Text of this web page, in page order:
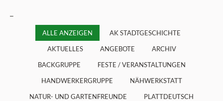
ALLE ANZEIGEN
AK STADTGESCHICHTE
AKTUELLES
ANGEBOTE
ARCHIV
BACKGRUPPE
FESTE / VERANSTALTUNGEN
HANDWERKERGRUPPE
NÄHWERKSTATT
NATUR- UND GARTENFREUNDE
PLATTDEUTSCH